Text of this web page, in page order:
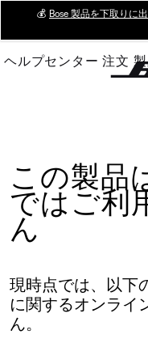
Main
💰 Bose 製品を下取りに
ヘルプセンター 注文
この製品
ではご利
ん
現時点では、以下
に関するオンライ
ん。